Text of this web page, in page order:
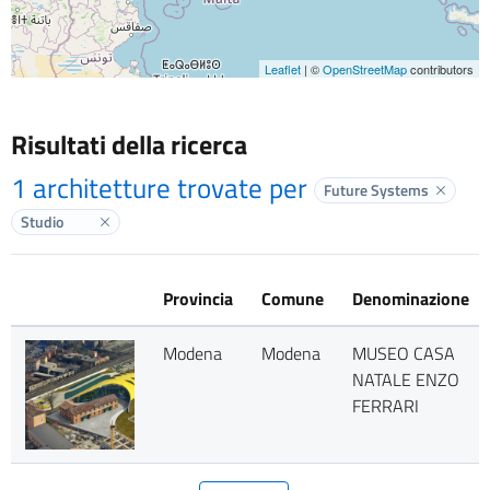
Leaflet | ©OpenStreetMapcontributors
Risultati della ricerca
1 architetture trovate per Future Systems
Studio Elimina label
Provincia Comune Denominazione
Modena Modena
MUSEO CASA
NATALE ENZO
FERRARI